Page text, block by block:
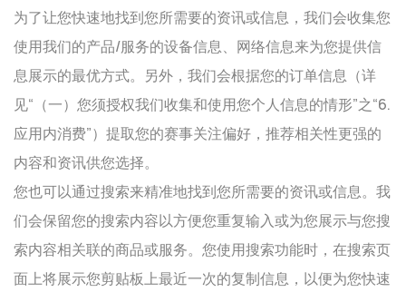
为了让您快速地找到您所需要的资讯或信息，我们会收集您
使用我们的产品/服务的设备信息、网络信息来为您提供信
息展示的最优方式。另外，我们会根据您的订单信息（详
见“（一）您须授权我们收集和使用您个人信息的情形”之“6.
应用内消费”）提取您的赛事关注偏好，推荐相关性更强的
内容和资讯供您选择。
您也可以通过搜索来精准地找到您所需要的资讯或信息。我
们会保留您的搜索内容以方便您重复输入或为您展示与您搜
索内容相关联的商品或服务。您使用搜索功能时，在搜索页
面上将展示您剪贴板上最近一次的复制信息，以便为您快速